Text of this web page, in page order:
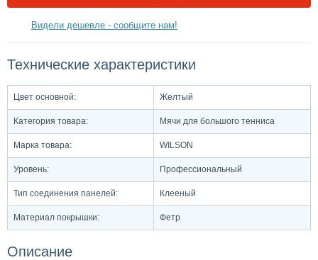
Видели дешевле - сообщите нам!
Технические характеристики
Цвет основной: Желтый
Категория товара: Мячи для большого тенниса
Марка товара: WILSON
Уровень: Профессиональный
Тип соединения панелей: Клееный
Материал покрышки: Фетр
Описание